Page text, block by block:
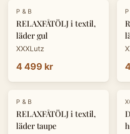
P & B
RELAXFÅTÖLJ i textil,
läder gul
XXXLutz
4 499 kr
P & B
RELAXFÅTÖLJ i textil,
läder taupe
-